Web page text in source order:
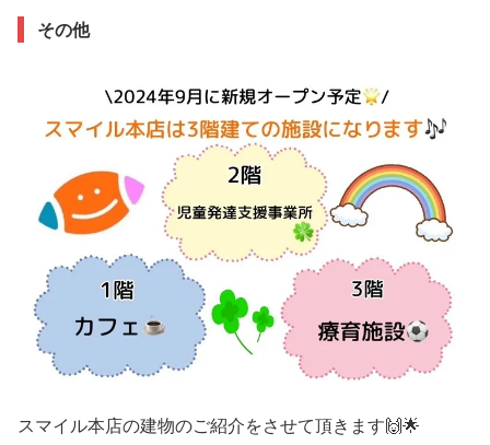
その他
スマイル本店の建物のご紹介をさせて頂きます🙌🌟